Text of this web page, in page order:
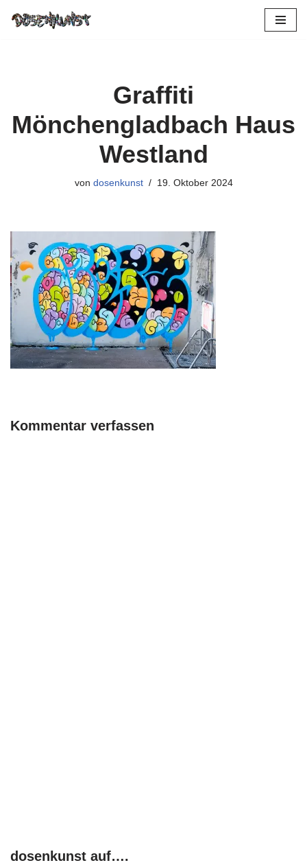
Graffiti
Mönchengladbach Haus
Westland
von dosenkunst 19. Oktober 2024
Kommentar verfassen
dosenkunst auf….